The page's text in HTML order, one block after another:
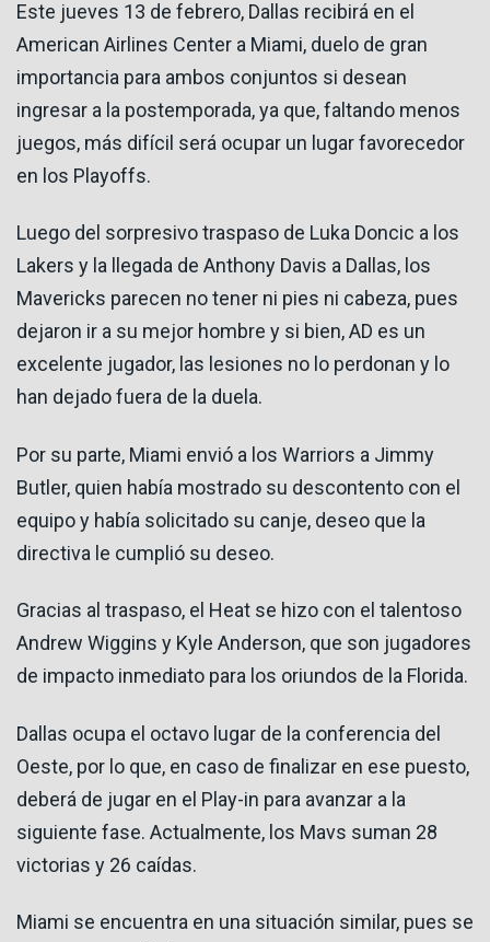
Este jueves 13 de febrero, Dallas recibirá en el
American Airlines Center a Miami, duelo de gran
importancia para ambos conjuntos si desean
ingresar a la postemporada, ya que, faltando menos
juegos, más difícil será ocupar un lugar favorecedor
en los Playoffs.
Luego del sorpresivo traspaso de Luka Doncic a los
Lakers y la llegada de Anthony Davis a Dallas, los
Mavericks parecen no tener ni pies ni cabeza, pues
dejaron ir a su mejor hombre y si bien, AD es un
excelente jugador, las lesiones no lo perdonan y lo
han dejado fuera de la duela.
Por su parte, Miami envió a los Warriors a Jimmy
Butler, quien había mostrado su descontento con el
equipo y había solicitado su canje, deseo que la
directiva le cumplió su deseo.
Gracias al traspaso, el Heat se hizo con el talentoso
Andrew Wiggins y Kyle Anderson, que son jugadores
de impacto inmediato para los oriundos de la Florida.
Dallas ocupa el octavo lugar de la conferencia del
Oeste, por lo que, en caso de finalizar en ese puesto,
deberá de jugar en el Play-in para avanzar a la
siguiente fase. Actualmente, los Mavs suman 28
victorias y 26 caídas.
Miami se encuentra en una situación similar, pues se